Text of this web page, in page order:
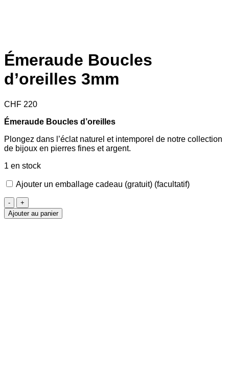
Émeraude Boucles
d’oreilles 3mm
CHF 220
Émeraude Boucles d’oreilles
Plongez dans l’éclat naturel et intemporel de notre collection
de bijoux en pierres fines et argent.
1 en stock
Ajouter un emballage cadeau (gratuit) (facultatif)
quantité
de
Émeraude
Ajouter au panier